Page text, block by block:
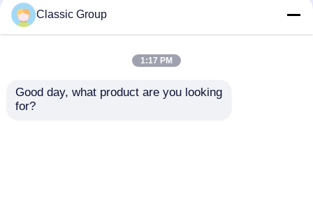
Classic Group
1:17 PM
Good day, what product are you looking
for?